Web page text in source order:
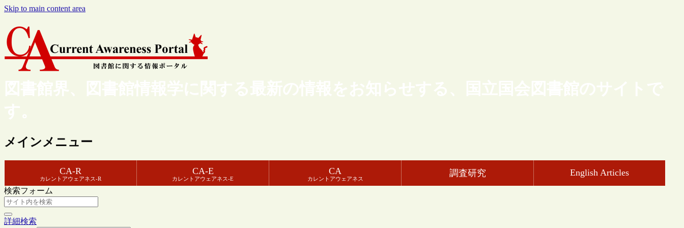
Skip to main content area
図書館界、図書館情報学に関する最新の情報をお知らせする、国立国会図書館のサイトで
す。
メインメニュー
CA-R
カレントアウェアネス-R
CA-E
カレントアウェアネス-E
CA
カレントアウェアネス
調査研究 English Articles
検索フォーム
詳細検索